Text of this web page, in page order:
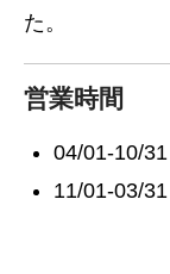
た。
営業時間
04/01-10/
11/01-03/